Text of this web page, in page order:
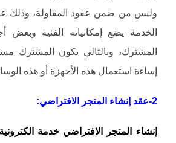
وليس من ضمن عقود المقاولة، وذلك
الخدمة يضع إمكانياته الفنية
المشترك، وبالتالي يكون المشترك
إساءة استعمال هذه الأجهزة أو هذه
2-عقد إنشاء المتجر الافتراضي:
إنشاء المتجر الافتراضي خدمة